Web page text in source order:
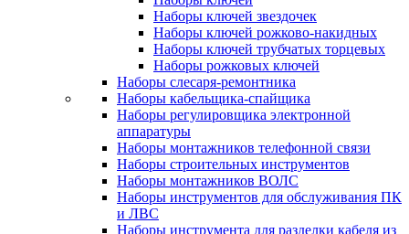
Наборы ключей звездочек
Наборы ключей рожково-накидных
Наборы ключей трубчатых торцевых
Наборы рожковых ключей
Наборы слесаря-ремонтника
Наборы кабельщика-спайщика
Наборы регулировщика электронной
аппаратуры
Наборы монтажников телефонной связи
Наборы строительных инструментов
Наборы монтажников ВОЛС
Наборы инструментов для обслуживания ПК
и ЛВС
Наборы инструмента для разделки кабеля из